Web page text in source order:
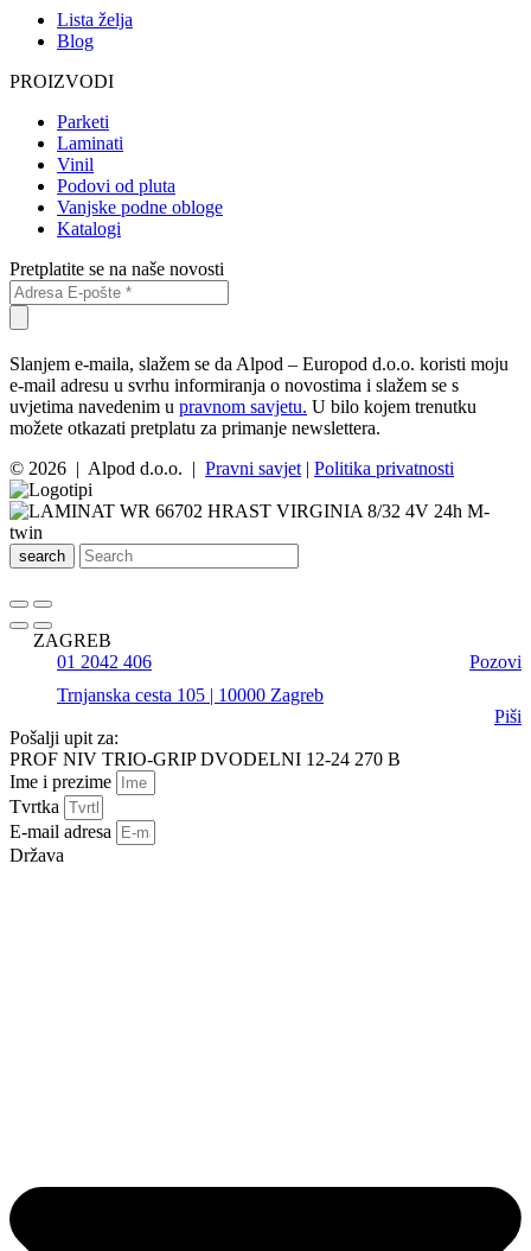
Lista želja
Blog
PROIZVODI
Parketi
Laminati
Vinil
Podovi od pluta
Vanjske podne obloge
Katalogi
Pretplatite se na naše novosti
Slanjem e-maila, slažem se da Alpod – Europod d.o.o. koristi moju
e-mail adresu u svrhu informiranja o novostima i slažem se s
uvjetima navedenim u pravnom savjetu. U bilo kojem trenutku
možete otkazati pretplatu za primanje newslettera.
© 2026 | Alpod d.o.o. | Pravni savjet | Politika privatnosti
search
ZAGREB
01 2042 406
Pozovi
Trnjanska cesta 105 | 10000 Zagreb
Piši
Pošalji upit za:
PROF NIV TRIO-GRIP DVODELNI 12-24 270 B
Ime i prezime
Tvrtka
E-mail adresa
Država